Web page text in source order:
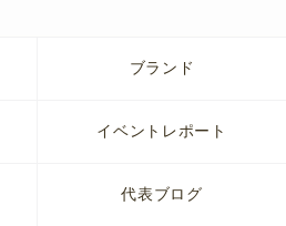
ブランド
イベントレポート
代表ブログ